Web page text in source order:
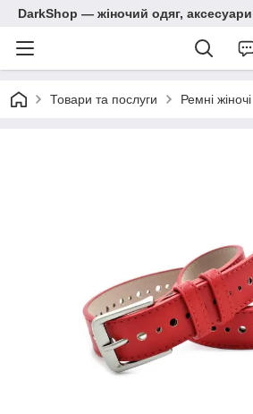
DarkShop — жіночий одяг, аксесуари
Товари та послуги Ремні жіночі